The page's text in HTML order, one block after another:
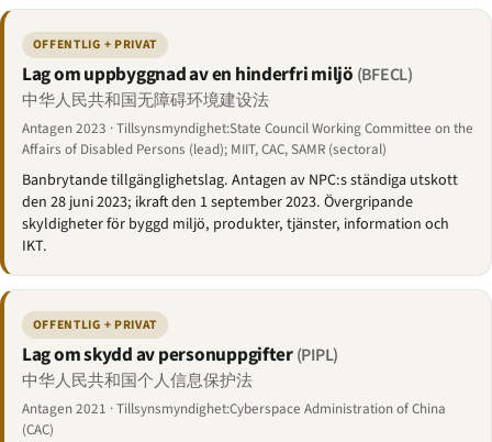
OFFENTLIG + PRIVAT
Lag om uppbyggnad av en hinderfri miljö (BFECL)
中华人民共和国无障碍环境建设法
Antagen 2023 · Tillsynsmyndighet:State Council Working Committee on the
Affairs of Disabled Persons (lead); MIIT, CAC, SAMR (sectoral)
Banbrytande tillgänglighetslag. Antagen av NPC:s ständiga utskott
den 28 juni 2023; ikraft den 1 september 2023. Övergripande
skyldigheter för byggd miljö, produkter, tjänster, information och
IKT.
OFFENTLIG + PRIVAT
Lag om skydd av personuppgifter(PIPL)
中华人民共和国个人信息保护法
Antagen 2021 · Tillsynsmyndighet:Cyberspace Administration of China
(CAC)